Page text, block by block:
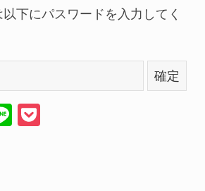
下にパスワードを入力してく
Li